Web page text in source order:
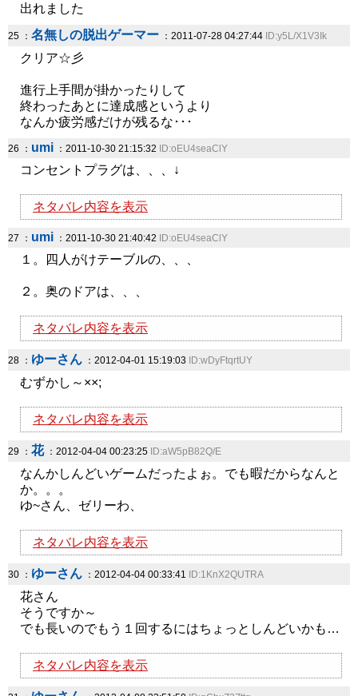
出れました
25 ： 名無しの脱出ゲーマー ：2011-07-28 04:27:44 ID:y5L/X1V3Ik
クリア☆彡
進行上手間が掛かったりして
終わったあとに達成感というより
なんか疲労感だけが残るな･･･
26 ： umi ：2011-10-30 21:15:32 ID:oEU4seaClY
コンセントプラグは、、、↓
ネタバレ内容を表示
27 ： umi ：2011-10-30 21:40:42 ID:oEU4seaClY
１。四人がけテーブルの、、、
２。奥のドアは、、、
ネタバレ内容を表示
28 ： ゆーさん ：2012-04-01 15:19:03 ID:wDyFtqrtUY
むずかし～××;
ネタバレ内容を表示
29 ： 花：2012-04-04 00:23:25 ID:aW5pB82Q/E
なんかしんどいゲームだったよぉ。でも暇だからなんと
か。。。
ゆ~さん、ゼリーわ、
ネタバレ内容を表示
30 ： ゆーさん ：2012-04-04 00:33:41 ID:1KnX2QUTRA
花さん
そうですか～
でも長いのでもう１回するにはちょっとしんどいかも…
ネタバレ内容を表示